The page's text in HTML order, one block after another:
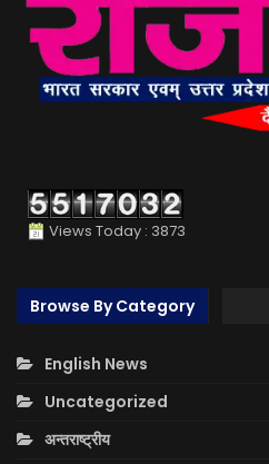
Views Today : 3873
Browse By Category
English News
Uncategorized
अन्तराष्ट्रीय